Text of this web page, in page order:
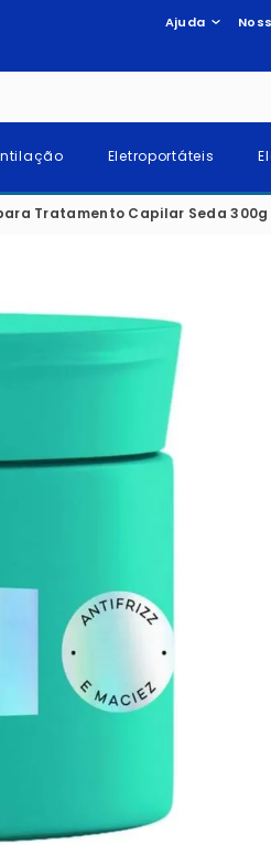
Ajuda
Eletroportáteis
Tratamento Capilar Seda